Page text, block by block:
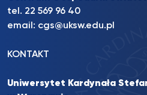
tel. 22 569 96 40
email: cgs@uksw.edu.pl
KONTAKT
Uniwersytet Kardynała